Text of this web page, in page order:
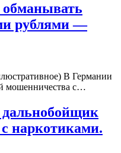
рублями —
В Германии
мошенничества с…
наркотиками.